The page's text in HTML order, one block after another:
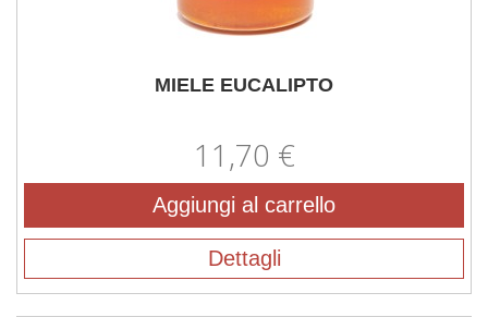
MIELE EUCALIPTO
11,70 €
Aggiungi al carrello
Dettagli